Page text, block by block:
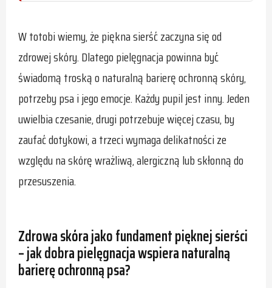
W totobi wiemy, że piękna sierść zaczyna się od
zdrowej skóry. Dlatego pielęgnacja powinna być
świadomą troską o naturalną barierę ochronną skóry,
potrzeby psa i jego emocje. Każdy pupil jest inny. Jeden
uwielbia czesanie, drugi potrzebuje więcej czasu, by
zaufać dotykowi, a trzeci wymaga delikatności ze
względu na skórę wrażliwą, alergiczną lub skłonną do
przesuszenia.
Zdrowa skóra jako fundament pięknej sierści
– jak dobra pielęgnacja wspiera naturalną
barierę ochronną psa?